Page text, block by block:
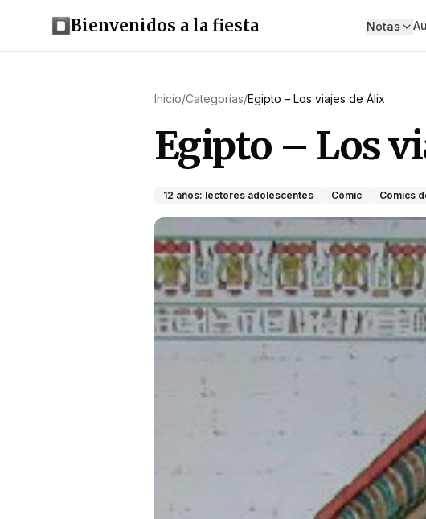
Bienvenidos a la fiesta Notas
Inicio/Categorías/Egipto – Los viajes de Álix
Egipto – Los
12 años: lectores adolescentes Cómic Cómics